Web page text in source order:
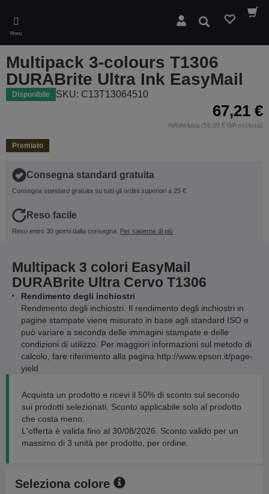
main
content
Menu
Cerca
Multipack 3-colours T1306
DURABrite Ultra Ink EasyMail
Disponibile SKU: C13T13064510
67,21 €
IVA inclusa (55,09 € IVA esclusa)
Premiato
Consegna standard gratuita
Consegna standard gratuita su tutti gli ordini superiori a 25 €.
Reso facile
Reso entro 30 giorni dalla consegna. Per saperne di più
Multipack 3 colori EasyMail
DURABrite Ultra Cervo T1306
Rendimento degli inchiostri
Rendimento degli inchiostri. Il rendimento degli inchiostri in
pagine stampate viene misurato in base agli standard ISO e
può variare a seconda delle immagini stampate e delle
condizioni di utilizzo. Per maggiori informazioni sul metodo di
calcolo, fare riferimento alla pagina http://www.epson.it/page-
yield
Acquista un prodotto e ricevi il 50% di sconto sul secondo
sui prodotti selezionati. Sconto applicabile solo al prodotto
che costa meno.
L'offerta è valida fino al 30/08/2026. Sconto valido per un
massimo di 3 unità per prodotto, per ordine.
Seleziona colore